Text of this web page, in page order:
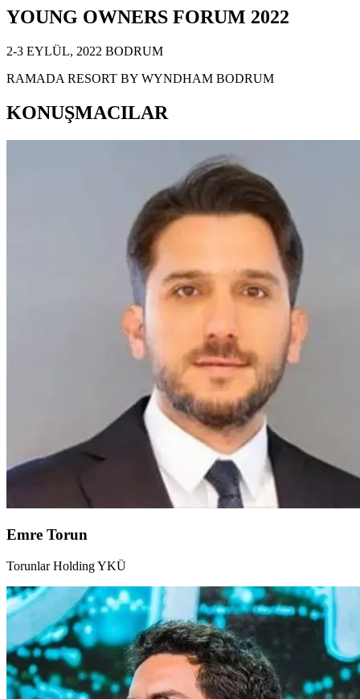
YOUNG OWNERS FORUM 2022
2-3 EYLÜL, 2022 BODRUM
RAMADA RESORT BY WYNDHAM BODRUM
KONUŞMACILAR
Emre Torun
Torunlar Holding YKÜ